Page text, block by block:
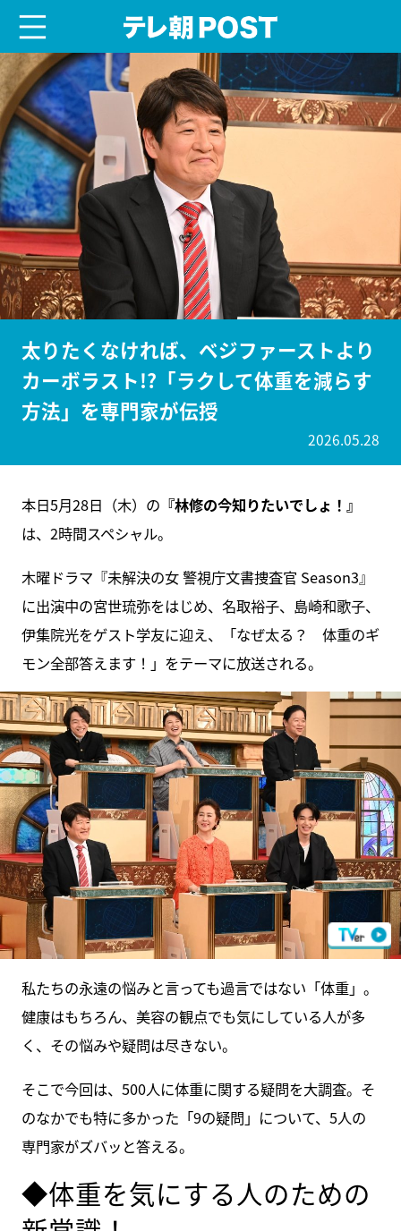
太りたくなければ、ベジファーストより
カーボラスト!?「ラクして体重を減らす
方法」を専門家が伝授
2026.05.28
本日5月28日（木）の 『林修の今知りたいでしょ！』
は、2時間スペシャル。
木曜ドラマ『未解決の女 警視庁文書捜査官 Season3』
に出演中の宮世琉弥をはじめ、名取裕子、島崎和歌子、
伊集院光をゲスト学友に迎え、「なぜ太る？ 体重のギ
モン全部答えます！」をテーマに放送される。
私たちの永遠の悩みと言っても過言ではない「体重」。
健康はもちろん、美容の観点でも気にしている人が多
く、その悩みや疑問は尽きない。
そこで今回は、500人に体重に関する疑問を大調査。そ
のなかでも特に多かった「9の疑問」について、5人の
専門家がズバッと答える。
◆体重を気にする人のための